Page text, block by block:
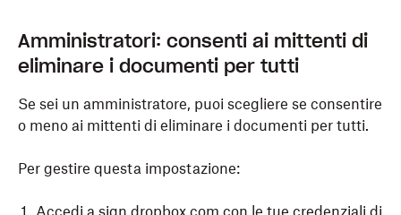
Amministratori: consenti ai mittenti di
eliminare i documenti per tutti
Se sei un amministratore, puoi scegliere se consentire
o meno ai mittenti di eliminare i documenti per tutti.
Per gestire questa impostazione:
Accedi a sign.dropbox.com con le tue credenziali di